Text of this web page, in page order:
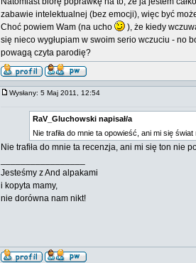
zabawie intelektualnej (bez emocji), więc być
Choć powiem Wam (na ucho
), że kiedy
się nieco wygłupiam w swoim serio wczuciu - no
powagą czyta parodię?
Wysłany: 5 Maj 2011, 12:54
RaV_Gluchowski napisał/a
Nie trafiła do mnie ta opowieść, ani mi się
Nie trafiła do mnie ta recenzja, ani mi się ton nie
Jesteśmy z And alpakami
i kopyta mamy,
nie dorówna nam nikt!